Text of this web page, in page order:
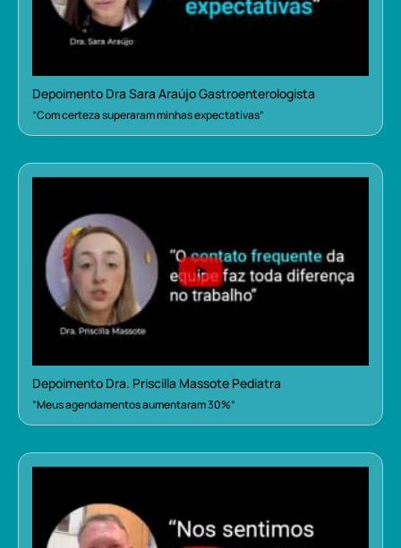
Depoimento Dra Sara Araújo Gastroenterologista
“Com certeza superaram minhas expectativas”
Depoimento Dra. Priscilla Massote Pediatra
“Meus agendamentos aumentaram 30%”